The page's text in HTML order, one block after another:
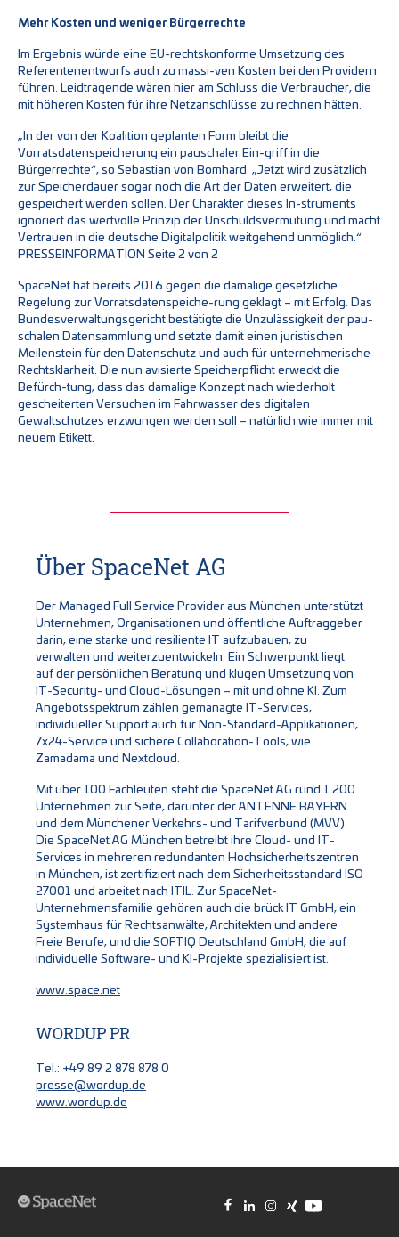
Mehr Kosten und weniger Bürgerrechte
Im Ergebnis würde eine EU-rechtskonforme Umsetzung des
Referentenentwurfs auch zu massi-ven Kosten bei den Providern
führen. Leidtragende wären hier am Schluss die Verbraucher, die
mit höheren Kosten für ihre Netzanschlüsse zu rechnen hätten.
„In der von der Koalition geplanten Form bleibt die
Vorratsdatenspeicherung ein pauschaler Ein-griff in die
Bürgerrechte“, so Sebastian von Bomhard. „Jetzt wird zusätzlich
zur Speicherdauer sogar noch die Art der Daten erweitert, die
gespeichert werden sollen. Der Charakter dieses In-struments
ignoriert das wertvolle Prinzip der Unschuldsvermutung und macht
Vertrauen in die deutsche Digitalpolitik weitgehend unmöglich.“
PRESSEINFORMATION Seite 2 von 2
SpaceNet hat bereits 2016 gegen die damalige gesetzliche
Regelung zur Vorratsdatenspeiche-rung geklagt – mit Erfolg. Das
Bundesverwaltungsgericht bestätigte die Unzulässigkeit der pau-
schalen Datensammlung und setzte damit einen juristischen
Meilenstein für den Datenschutz und auch für unternehmerische
Rechtsklarheit. Die nun avisierte Speicherpflicht erweckt die
Befürch-tung, dass das damalige Konzept nach wiederholt
gescheiterten Versuchen im Fahrwasser des digitalen
Gewaltschutzes erzwungen werden soll – natürlich wie immer mit
neuem Etikett.
Über SpaceNet AG
Der Managed Full Service Provider aus München unterstützt
Unternehmen, Organisationen und öffentliche Auftraggeber
darin, eine starke und resiliente IT aufzubauen, zu
verwalten und weiterzuentwickeln. Ein Schwerpunkt liegt
auf der persönlichen Beratung und klugen Umsetzung von
IT-Security- und Cloud-Lösungen – mit und ohne KI. Zum
Angebotsspektrum zählen gemanagte IT-Services,
individueller Support auch für Non-Standard-Applikationen,
7x24-Service und sichere Collaboration-Tools, wie
Zamadama und Nextcloud.
Mit über 100 Fachleuten steht die SpaceNet AG rund 1.200
Unternehmen zur Seite, darunter der ANTENNE BAYERN
und dem Münchener Verkehrs- und Tarifverbund (MVV).
Die SpaceNet AG München betreibt ihre Cloud- und IT-
Services in mehreren redundanten Hochsicherheitszentren
in München, ist zertifiziert nach dem Sicherheitsstandard ISO
27001 und arbeitet nach ITIL. Zur SpaceNet-
Unternehmensfamilie gehören auch die brück IT GmbH, ein
Systemhaus für Rechtsanwälte, Architekten und andere
Freie Berufe, und die SOFTIQ Deutschland GmbH, die auf
individuelle Software- und KI-Projekte spezialisiert ist.
www.space.net
WORDUP PR
Tel.: +49 89 2 878 878 0
presse@wordup.de
www.wordup.de